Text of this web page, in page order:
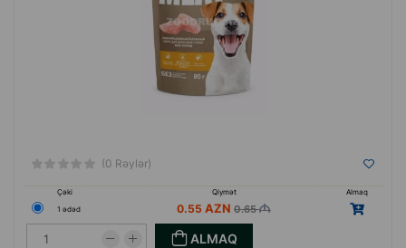
(0 Rəylər)
Çəki Qiymət
Almaq
1 ədəd
0.55 0.65
ALMAQ